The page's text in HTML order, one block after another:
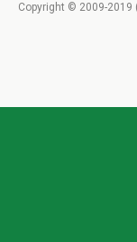
Copyright © 2009-2019